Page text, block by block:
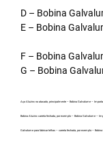
D – Bobina
E – Bobina
F – Bobina
G – Bobina
Aço Aluzinc no atacado, principalmente – Bobina Galvalume –
Bobina Aluzinc carreta fechada, por exemplo – Bobina Galvalume –
Galvalume para fabricar telhas – carreta fechada, por exemplo –